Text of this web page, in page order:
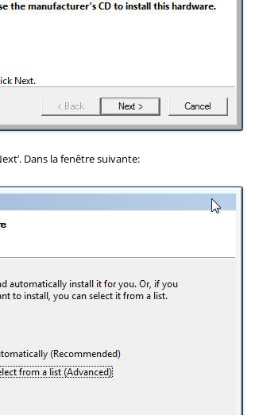
Dans la fenêtre suivante: